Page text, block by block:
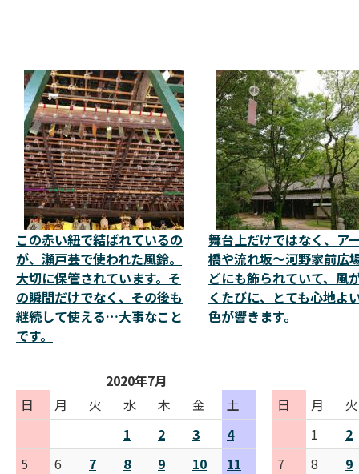
この赤い紐で結ばれているの
が、瀬戸芸で使われた風鈴。
大切に保管されています。そ
の瞬間だけでなく、その後も
継続して使える…大事なこと
です。
舞台上だけではなく、ア
橋や流れ坂～河野家前広
どにも飾られていて、風
くたびに、とても心地よ
色が響きます。
2020年7月
日
月 火 水 木 金
土
1
2 3
4
5
6 7 8 9 10
11
日 月
火
1
2
7
8
9